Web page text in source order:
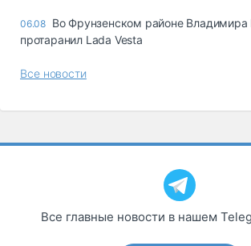
06.08 Во Фрунзенском районе
протаранил Lada Vesta
Все новости
Все главные новости в нашем